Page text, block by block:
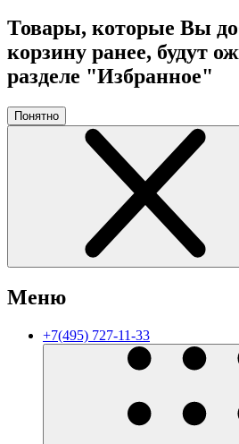
Товары, которые Вы
корзину ранее, будут
разделе "Избранное"
Понятно
Меню
+7(495) 727-11-33